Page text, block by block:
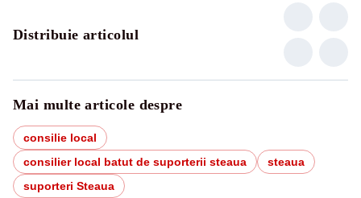
Distribuie articolul
Mai multe articole despre
consilie local
consilier local batut de suporterii steaua
steaua
suporteri Steaua